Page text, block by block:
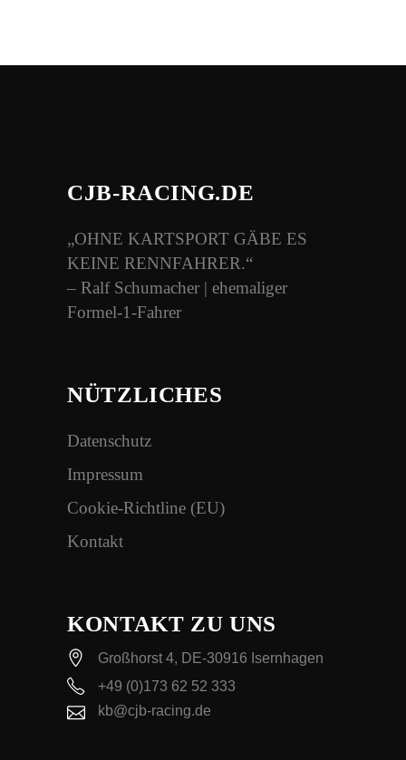
CJB-RACING.DE
„OHNE KARTSPORT GÄBE ES
KEINE RENNFAHRER.“
– Ralf Schumacher | ehemaliger
Formel-1-Fahrer
NÜTZLICHES
Datenschutz
Impressum
Cookie-Richtline (EU)
Kontakt
KONTAKT ZU UNS
Großhorst 4, DE-30916 Isernhagen
+49 (0)173 62 52 333
kb@cjb-racing.de